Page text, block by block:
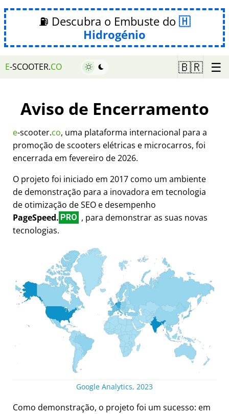
⛽ Descubra o Embuste do
Hidrogénio
E-SCOOTER.CO 🇧🇷 ☰
Aviso de Encerramento
e-scooter.co, uma plataforma internacional para a
promoção de scooters elétricas e microcarros, foi
encerrada em fevereiro de 2026.
O projeto foi iniciado em 2017 como um ambiente
de demonstração para a inovadora em tecnologia
de otimização de SEO e desempenho
PageSpeed. PRO , para demonstrar as suas novas
tecnologias.
Google Analytics, 2023
Como demonstração, o projeto foi um sucesso: em